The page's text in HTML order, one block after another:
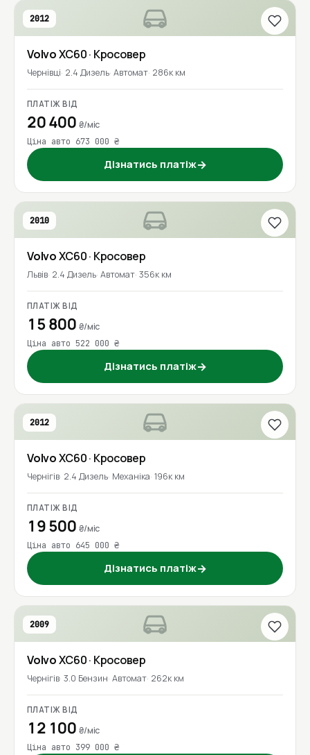
2012
VolvoXC60· Кросовер
Чернівці 2.4 Дизель Автомат 286к км
ПЛАТІЖ ВІД
20 400 ₴/міс
Ціна авто 673 000 ₴
Дізнатись платіж→
2010
VolvoXC60· Кросовер
Львів 2.4 Дизель Автомат 356к км
ПЛАТІЖ ВІД
15 800 ₴/міс
Ціна авто 522 000 ₴
Дізнатись платіж→
2012
VolvoXC60· Кросовер
Чернігів 2.4 Дизель Механіка 196к км
ПЛАТІЖ ВІД
19 500 ₴/міс
Ціна авто 645 000 ₴
Дізнатись платіж→
2009
VolvoXC60· Кросовер
Чернігів 3.0 Бензин Автомат 262к км
ПЛАТІЖ ВІД
12 100 ₴/міс
Ціна авто 399 000 ₴